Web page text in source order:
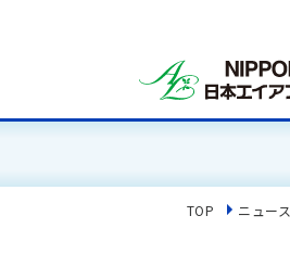
TOP ニュース